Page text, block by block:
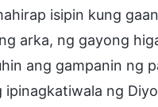
isipin kung
arka, ng gayong
ang gampanin ng
ipinagkatiwala ng